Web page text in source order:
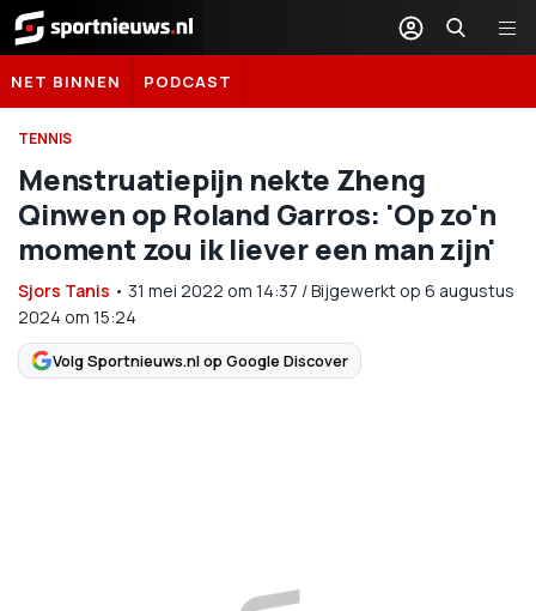
Sportnieuws.nl
NET BINNEN PODCAST
TENNIS
Menstruatiepijn nekte Zheng
Qinwen op Roland Garros: 'Op zo'n
moment zou ik liever een man zijn'
Sjors Tanis • 31 mei 2022 om 14:37 /Bijgewerkt op 6 augustus
2024 om 15:24
Volg Sportnieuws.nl op Google Discover